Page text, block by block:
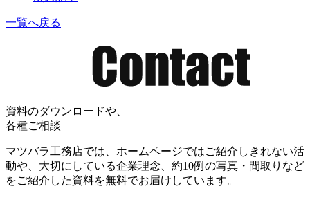
一覧へ戻る
資料のダウンロードや、
各種ご相談
マツバラ工務店では、ホームページではご紹介しきれない活
動や、大切にしている企業理念、約10例の写真・間取りなど
をご紹介した資料を無料でお届けしています。